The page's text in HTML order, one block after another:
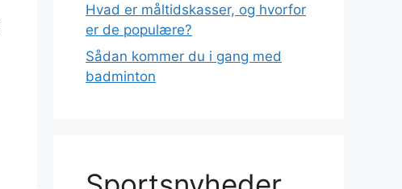
Hvad er måltidskasser, og hvorfor
er de populære?
Sådan kommer du i gang med
badminton